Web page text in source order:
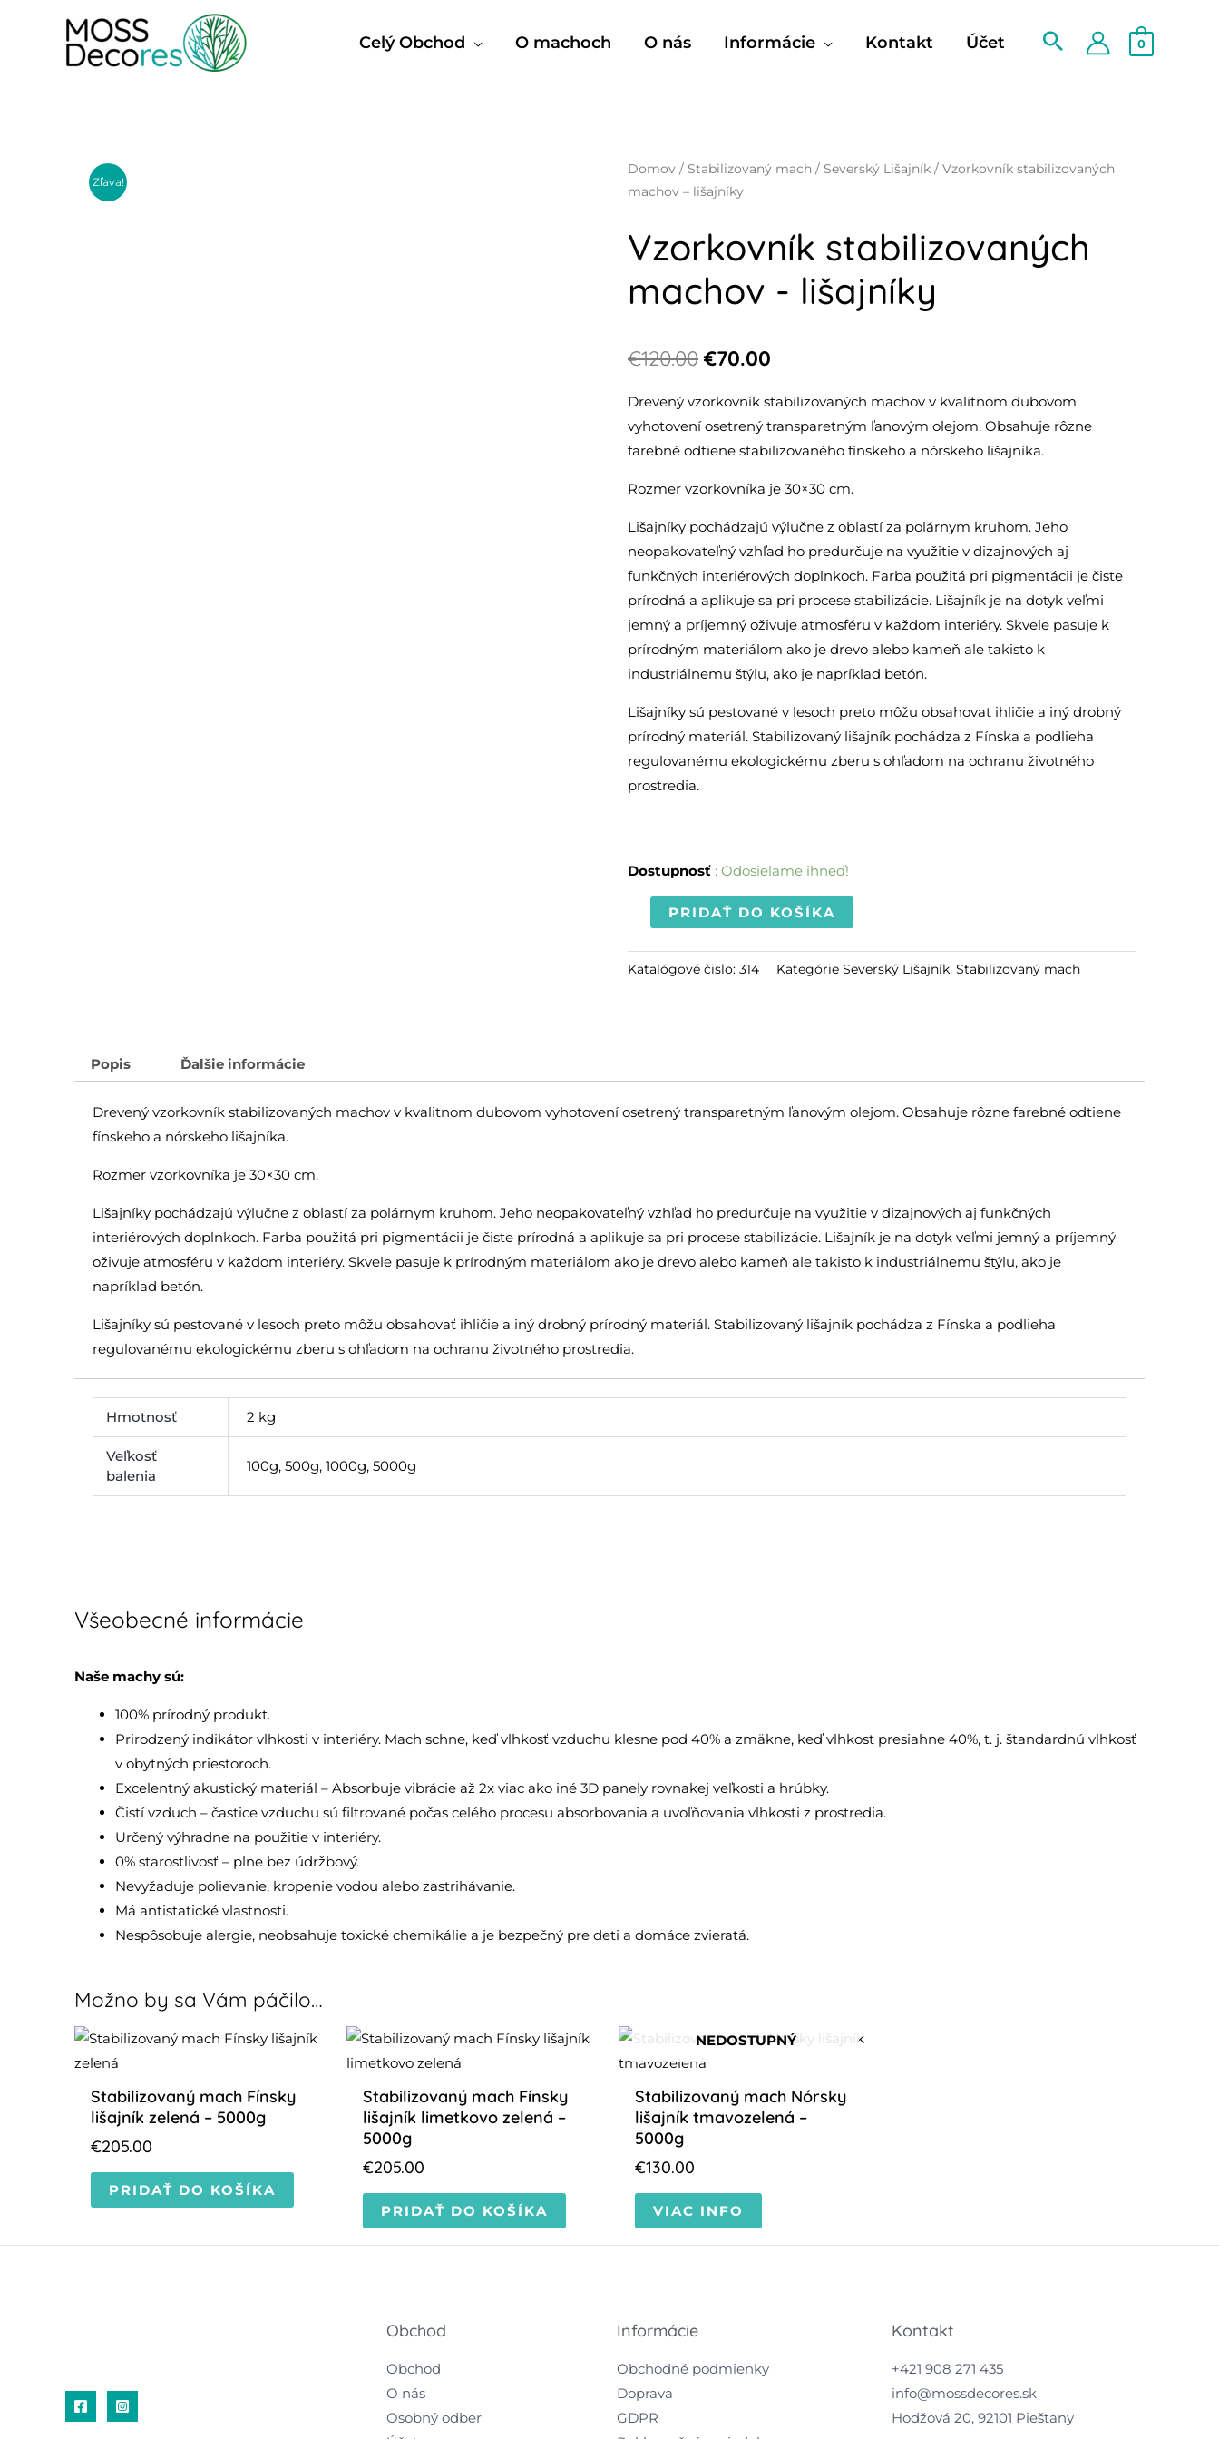
Celý Obchod O machoch O nás Informácie Kontakt Účet 0
Zľava!
Domov / Stabilizovaný mach / Severský Lišajník / Vzorkovník stabilizovaných
machov – lišajníky
Vzorkovník stabilizovaných
machov - lišajníky
€120.00 €70.00
Drevený vzorkovník stabilizovaných machov v kvalitnom dubovom
vyhotovení osetrený transparetným ľanovým olejom. Obsahuje rôzne
farebné odtiene stabilizovaného fínskeho a nórskeho lišajníka.
Rozmer vzorkovníka je 30×30 cm.
Lišajníky pochádzajú výlučne z oblastí za polárnym kruhom. Jeho
neopakovateľný vzhľad ho predurčuje na využitie v dizajnových aj
funkčných interiérových doplnkoch. Farba použitá pri pigmentácii je čiste
prírodná a aplikuje sa pri procese stabilizácie. Lišajník je na dotyk veľmi
jemný a príjemný oživuje atmosféru v každom interiéry. Skvele pasuje k
prírodným materiálom ako je drevo alebo kameň ale takisto k
industriálnemu štýlu, ako je napríklad betón.
Lišajníky sú pestované v lesoch preto môžu obsahovať ihličie a iný drobný
prírodný materiál. Stabilizovaný lišajník pochádza z Fínska a podlieha
regulovanému ekologickému zberu s ohľadom na ochranu životného
prostredia.
Dostupnosť : Odosielame ihneď!
PRIDAŤ DO KOŠÍKA
Katalógové čislo: 314 Kategórie Severský Lišajník, Stabilizovaný mach
Popis Ďalšie informácie
Drevený vzorkovník stabilizovaných machov v kvalitnom dubovom vyhotovení osetrený transparetným ľanovým olejom. Obsahuje rôzne farebné odtiene
fínskeho a nórskeho lišajníka.
Rozmer vzorkovníka je 30×30 cm.
Lišajníky pochádzajú výlučne z oblastí za polárnym kruhom. Jeho neopakovateľný vzhľad ho predurčuje na využitie v dizajnových aj funkčných
interiérových doplnkoch. Farba použitá pri pigmentácii je čiste prírodná a aplikuje sa pri procese stabilizácie. Lišajník je na dotyk veľmi jemný a príjemný
oživuje atmosféru v každom interiéry. Skvele pasuje k prírodným materiálom ako je drevo alebo kameň ale takisto k industriálnemu štýlu, ako je
napríklad betón.
Lišajníky sú pestované v lesoch preto môžu obsahovať ihličie a iný drobný prírodný materiál. Stabilizovaný lišajník pochádza z Fínska a podlieha
regulovanému ekologickému zberu s ohľadom na ochranu životného prostredia.
Hmotnosť 2 kg
Veľkosť
balenia
100g, 500g, 1000g, 5000g
Všeobecné informácie
Naše machy sú:
100% prírodný produkt.
Prirodzený indikátor vlhkosti v interiéry. Mach schne, keď vlhkosť vzduchu klesne pod 40% a zmäkne, keď vlhkosť presiahne 40%, t. j. štandardnú vlhkosť
v obytných priestoroch.
Excelentný akustický materiál – Absorbuje vibrácie až 2x viac ako iné 3D panely rovnakej veľkosti a hrúbky.
Čistí vzduch – častice vzduchu sú filtrované počas celého procesu absorbovania a uvoľňovania vlhkosti z prostredia.
Určený výhradne na použitie v interiéry.
0% starostlivosť – plne bez údržbový.
Nevyžaduje polievanie, kropenie vodou alebo zastrihávanie.
Má antistatické vlastnosti.
Nespôsobuje alergie, neobsahuje toxické chemikálie a je bezpečný pre deti a domáce zvieratá.
Možno by sa Vám páčilo…
Stabilizovaný mach Fínsky
lišajník zelená – 5000g
€205.00
PRIDAŤ DO KOŠÍKA
Stabilizovaný mach Fínsky
lišajník limetkovo zelená –
5000g
€205.00
PRIDAŤ DO KOŠÍKA
NEDOSTUPNÝ
Stabilizovaný mach Nórsky
lišajník tmavozelená –
5000g
€130.00
VIAC INFO
Obchod
Obchod
O nás
Osobný odber
Informácie
Obchodné podmienky
Doprava
GDPR
Kontakt
+421 908 271 435
info@mossdecores.sk
Hodžová 20, 92101 Piešťany